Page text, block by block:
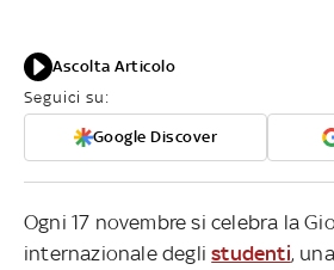
Ascolta Articolo
Seguici su:
Google Discover
Ogni 17 novembre si celebra la
internazionale deglistudenti,